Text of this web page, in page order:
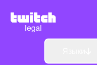
legal